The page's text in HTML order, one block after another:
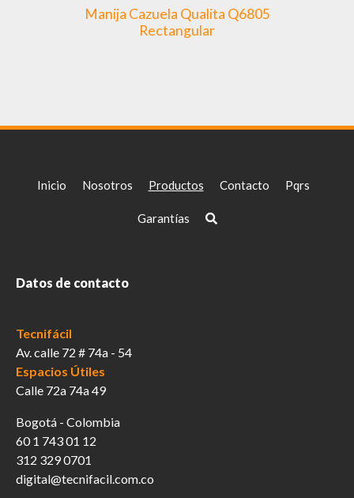
Manija Cazuela Qualita Q6805
Rectangular
Inicio Nosotros Productos Contacto Pqrs
Garantías
Datos de contacto
Tecnifácil
Av. calle 72 # 74a - 54
Espacios Útiles
Calle 72a 74a 49
Bogotá - Colombia
60 1 743 01 12
312 329 0701
digital@tecnifacil.com.co